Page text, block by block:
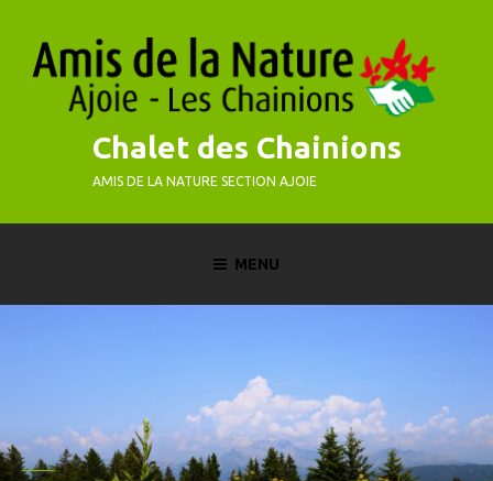
content
Chalet des Chainions
AMIS DE LA NATURE SECTION AJOIE
MENU